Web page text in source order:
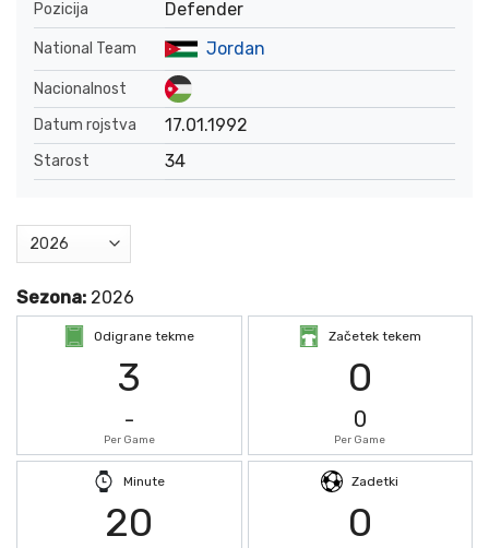
Pozicija Defender
National Team Jordan
Nacionalnost
Datum rojstva
17.01.1992
Starost 34
Sezona: 2026
Odigrane tekme
3
-
Per Game
Začetek tekem
0
0
Per Game
Minute
20
Zadetki
0